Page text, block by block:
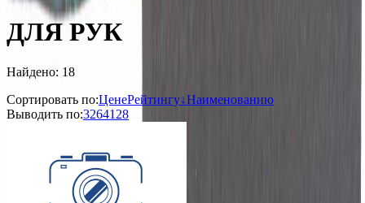
ДЛЯ РУК
Найдено: 18
Сортировать по:ЦенеРейтингу↓Наименованию
Выводить по:3264128